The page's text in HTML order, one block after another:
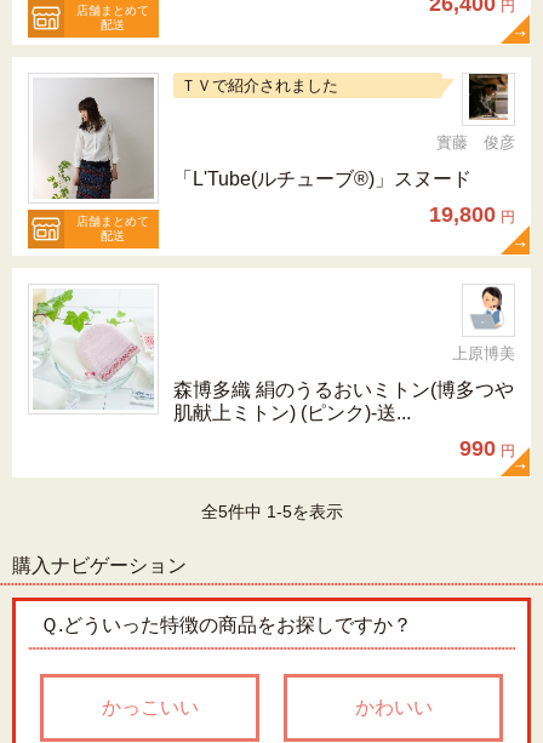
店舗まとめて
配送
円
店舗まとめて
配送
ＴＶで紹介されました
實藤 俊彦
「L'Tube(ルチューブ®)」スヌード
19,800 円
上原博美
森博多織 絹のうるおいミトン(博多つや
肌献上ミトン) (ピンク)-送...
990 円
全5件中 1-5を表示
購入ナビゲーション
Ｑ.どういった特徴の商品をお探しですか？
かっこいい かわいい